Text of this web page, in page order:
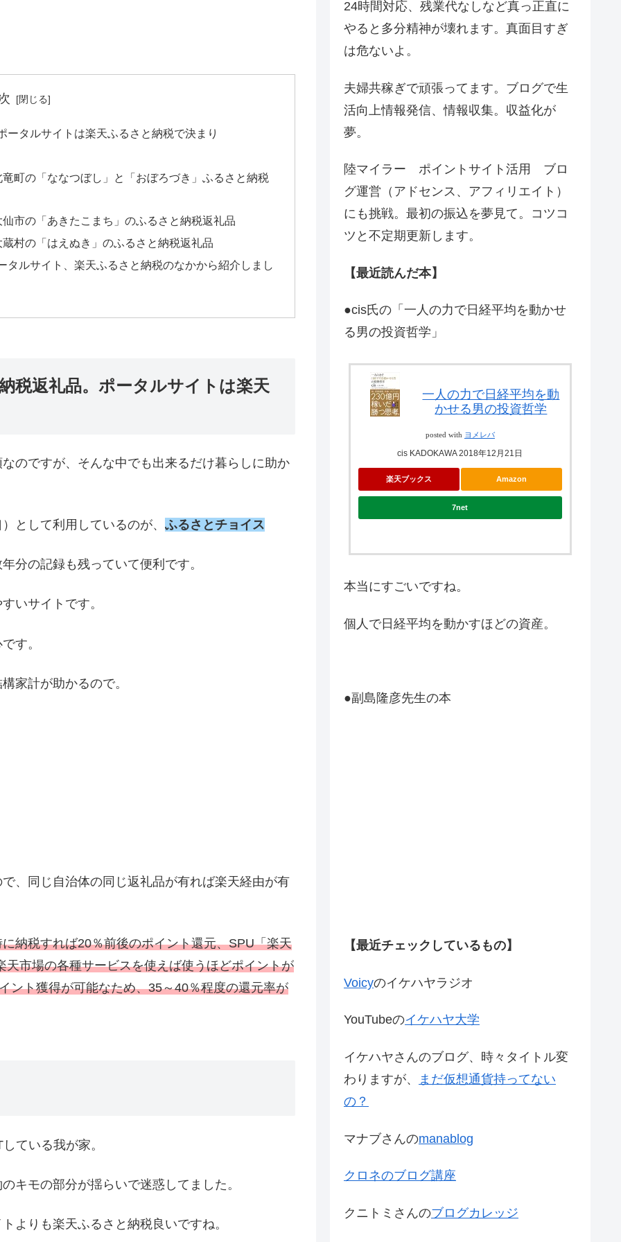
タルサイトは楽天ふるさと納税で決まり
町の「ななつぼし」と「おぼろづき」ふるさと納税
市の「あきたこまち」のふるさと納税返礼品
村の「はえぬき」のふるさと納税返礼品
ルサイト、楽天ふるさと納税のなかから紹介しまし
税返礼品。ポータルサイトは楽天
のですが、そんな中でも出来るだけ暮らしに助か
として利用しているのが、 ふるさとチョイス
分の記録も残っていて便利です。
いサイトです。
す。
家計が助かるので。
、同じ自治体の同じ返礼品が有れば楽天経由が有
納税すれば20％前後のポイント還元、SPU「楽天
市場の各種サービスを使えば使うほどポイントが
ント獲得が可能なため、35～40％程度の還元率が
ている我が家。
キモの部分が揺らいで迷惑してました。
よりも楽天ふるさと納税良いですね。
24時間対応、残業代なしなど真っ正直に
やると多分精神が壊れます。真面目すぎ
は危ないよ。
夫婦共稼ぎで頑張ってます。ブログで生
活向上情報発信、情報収集。収益化が
夢。
陸マイラー ポイントサイト活用 ブロ
グ運営（アドセンス、アフィリエイト）
にも挑戦。最初の振込を夢見て。コツコ
ツと不定期更新します。
【最近読んだ本】
●cis氏の「一人の力で日経平均を動かせ
る男の投資哲学」
一人の力で日経平均を動
かせる男の投資哲学
posted with ヨメレバ
cis KADOKAWA 2018年12月21日
楽天ブックス Amazon
7net
本当にすごいですね。
個人で日経平均を動かすほどの資産。
●副島隆彦先生の本
【最近チェックしているもの】
Voicyのイケハヤラジオ
YouTubeのイケハヤ大学
イケハヤさんのブログ、時々タイトル変
わりますが、
まだ仮想通貨持ってない
の？
マナブさんのmanablog
クロネのブログ講座
クニトミさんのブログカレッジ